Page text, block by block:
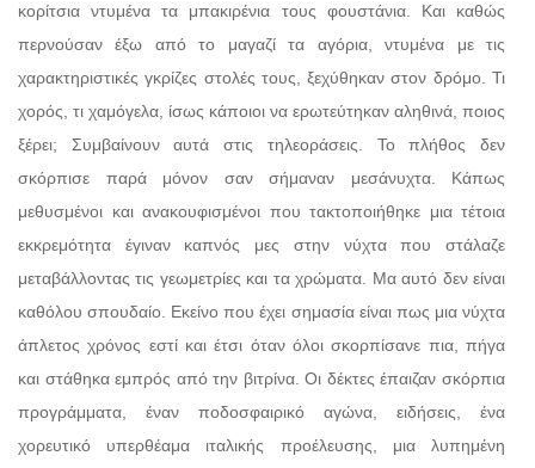
κορίτσια ντυμένα τα μπακιρένια τους φουστάνια. Και καθώς
περνούσαν έξω από το μαγαζί τα αγόρια, ντυμένα με τις
χαρακτηριστικές γκρίζες στολές τους, ξεχύθηκαν στον δρόμο. Τι
χορός, τι χαμόγελα, ίσως κάποιοι να ερωτεύτηκαν αληθινά, ποιος
ξέρει; Συμβαίνουν αυτά στις τηλεοράσεις. Το πλήθος δεν
σκόρπισε παρά μόνον σαν σήμαναν μεσάνυχτα. Κάπως
μεθυσμένοι και ανακουφισμένοι που τακτοποιήθηκε μια τέτοια
εκκρεμότητα έγιναν καπνός μες στην νύχτα που στάλαζε
μεταβάλλοντας τις γεωμετρίες και τα χρώματα. Μα αυτό δεν είναι
καθόλου σπουδαίο. Εκείνο που έχει σημασία είναι πως μια νύχτα
άπλετος χρόνος εστί και έτσι όταν όλοι σκορπίσανε πια, πήγα
και στάθηκα εμπρός από την βιτρίνα. Οι δέκτες έπαιζαν σκόρπια
προγράμματα, έναν ποδοσφαιρικό αγώνα, ειδήσεις, ένα
χορευτικό υπερθέαμα ιταλικής προέλευσης, μια λυπημένη